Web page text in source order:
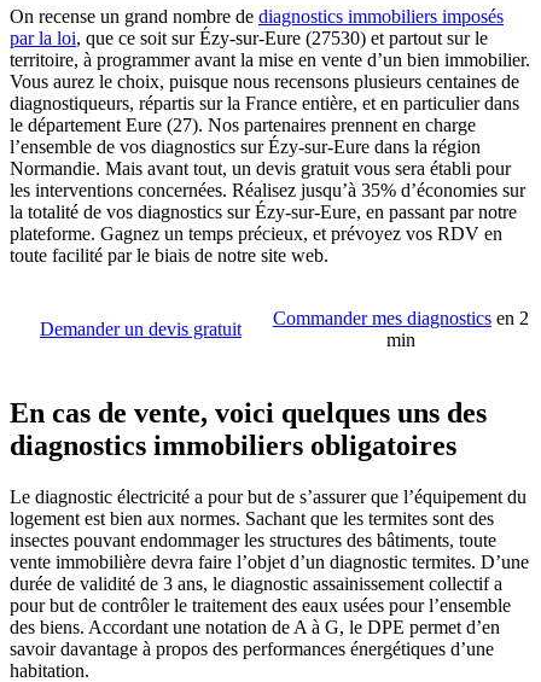
On recense un grand nombre de diagnostics immobiliers imposés
par la loi, que ce soit sur Ézy-sur-Eure (27530) et partout sur le
territoire, à programmer avant la mise en vente d’un bien immobilier.
Vous aurez le choix, puisque nous recensons plusieurs centaines de
diagnostiqueurs, répartis sur la France entière, et en particulier dans
le département Eure (27). Nos partenaires prennent en charge
l’ensemble de vos diagnostics sur Ézy-sur-Eure dans la région
Normandie. Mais avant tout, un devis gratuit vous sera établi pour
les interventions concernées. Réalisez jusqu’à 35% d’économies sur
la totalité de vos diagnostics sur Ézy-sur-Eure, en passant par notre
plateforme. Gagnez un temps précieux, et prévoyez vos RDV en
toute facilité par le biais de notre site web.
Demander un devis gratuit
Commander mes diagnostics en 2
min
En cas de vente, voici quelques uns des
diagnostics immobiliers obligatoires
Le diagnostic électricité a pour but de s’assurer que l’équipement du
logement est bien aux normes. Sachant que les termites sont des
insectes pouvant endommager les structures des bâtiments, toute
vente immobilière devra faire l’objet d’un diagnostic termites. D’une
durée de validité de 3 ans, le diagnostic assainissement collectif a
pour but de contrôler le traitement des eaux usées pour l’ensemble
des biens. Accordant une notation de A à G, le DPE permet d’en
savoir davantage à propos des performances énergétiques d’une
habitation.